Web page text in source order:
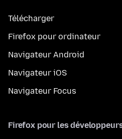
Télécharger
Firefox pour ordinateur
Navigateur Android
Navigateur iOS
Navigateur Focus
Firefox pour les